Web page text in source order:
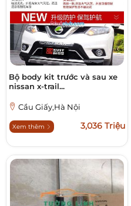
Bộ body kit trước và sau xe
nissan x-trail...
Cầu Giấy,Hà Nội
Xem thêm 3,036 Triệu